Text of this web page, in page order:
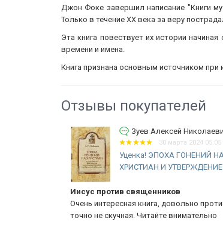
Джон Фоке завершил написание "Книги
Только в течение XX века за веру
Эта книга повествует их истории
времени и имена.
Книга признана основным источником при
Отзывы покупателей
Зуев Алексей
30 марта 2024 05:05
Уценка! ЭПОХА ГОНЕНИЙ НА
ХРИСТИАН И
Иисус против священников
Очень интересная книга, довольно
точно не скучная. Читайте внимательно